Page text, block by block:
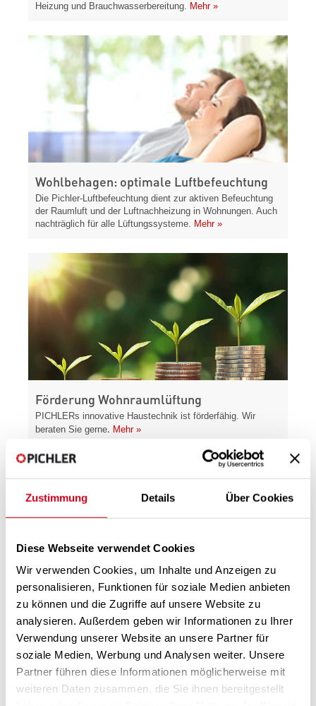
Zustimmung Details Über Cookies
Diese Webseite verwendet Cookies
Wir verwenden Cookies, um Inhalte und Anzeigen zu
personalisieren, Funktionen für soziale Medien anbieten
zu können und die Zugriffe auf unsere Website zu
analysieren. Außerdem geben wir Informationen zu Ihrer
Verwendung unserer Website an unsere Partner für
soziale Medien, Werbung und Analysen weiter. Unsere
Partner führen diese Informationen möglicherweise mit
weiteren Daten zusammen, die Sie ihnen bereitgestellt
Heizung und Brauchwasserbereitung. Mehr »
Wohlbehagen: optimale Luftbefeuchtung
Die Pichler-Luftbefeuchtung dient zur aktiven Befeuchtung
der Raumluft und der Luftnachheizung in Wohnungen. Auch
nachträglich für alle Lüftungssysteme. Mehr »
Förderung Wohnraumlüftung
PICHLERs innovative Haustechnik ist förderfähig. Wir
beraten Sie gerne. Mehr »
Filterauswahl EN779/ISO16890
Wählen Sie für ihr Lüftungsgerät die alte Filterklasse oder
direkt einen alten Filter (lt. EN 779). Sie erhalten die
entsprechende neue Filterklasse (lt. ISO 16890).